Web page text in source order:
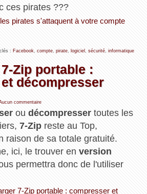
ces pirates ???
pirates s'attaquent à votre compte
: Facebook compte, pirate, logiciel sécurité, informatique
Zip portable :
décompresser
commentaire
oudécompresser toutes les
7-Zip reste au Top,
raison de sa totale gratuité.
ici, le trouver en version
permettra donc de l'utiliser
7-Zip portable : compresser et